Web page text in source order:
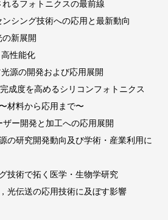
るフォトニクスの最前線
シング技術への応用と最新動向
新展開
性能化
源の開発および応用展開
成度を高めるシリコンフォトニクス
材料から応用まで〜
ー開発と加工への応用展開
の研究開発動向及び学術・産業利用に
技術で拓く医学・生物学研究
光伝送の応用技術に及ぼす影響